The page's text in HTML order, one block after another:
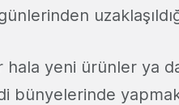
yeni ürünler ya
bünyelerinde